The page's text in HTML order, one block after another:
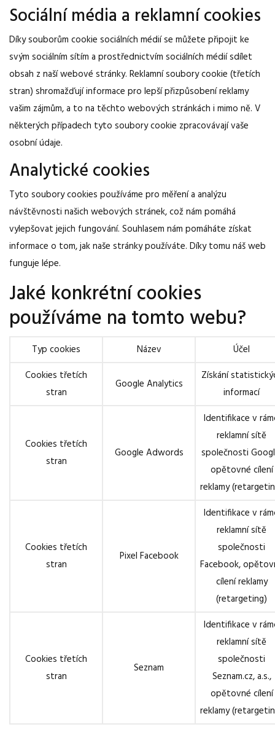
Sociální média a reklamní cookies
Díky souborům cookie sociálních médií se můžete připojit ke
svým sociálním sítím a prostřednictvím sociálních médií sdílet
obsah z naší webové stránky. Reklamní soubory cookie (třetích
stran) shromažďují informace pro lepší přizpůsobení reklamy
vašim zájmům, a to na těchto webových stránkách i mimo ně. V
některých případech tyto soubory cookie zpracovávají vaše
osobní údaje.
Analytické cookies
Tyto soubory cookies používáme pro měření a analýzu
návštěvnosti našich webových stránek, což nám pomáhá
vylepšovat jejich fungování. Souhlasem nám pomáháte získat
informace o tom, jak naše stránky používáte. Díky tomu náš web
funguje lépe.
Jaké konkrétní cookies
používáme na tomto webu?
Typ cookies Název
Účel
Cookies třetích
stran
Google Analytics
Získání
informací
Cookies třetích
stran
Google Adwords
Identifikace v
reklamní sítě
společnosti
opětovné cílení
reklamy
Cookies třetích
stran
Pixel Facebook
Identifikace v
reklamní sítě
společnosti
Facebook,
cílení reklamy
(retargeting)
Cookies třetích
stran
Seznam
Identifikace v
reklamní sítě
společnosti
Seznam.cz, a.s.,
opětovné cílení
reklamy